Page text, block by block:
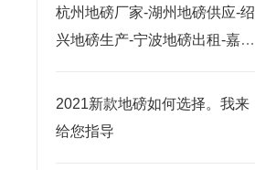
杭州地磅厂家-湖州地磅供应-绍
兴地磅生产-宁波地磅出租-嘉兴
2021新款地磅如何选择。我来
给您指导